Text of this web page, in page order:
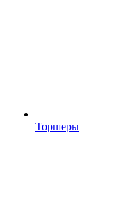
Торшеры